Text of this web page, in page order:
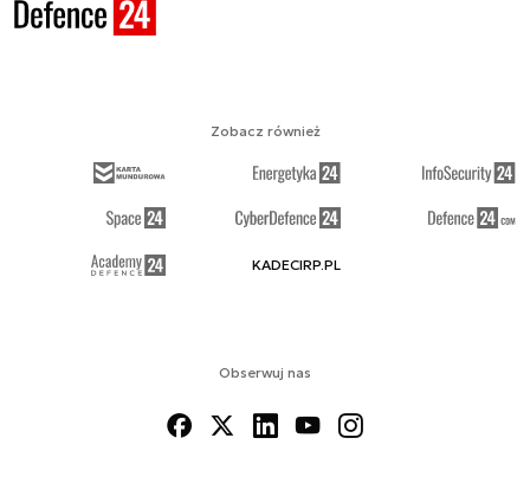
Obserwuj nas
Zobacz również
KADECIRP.PL